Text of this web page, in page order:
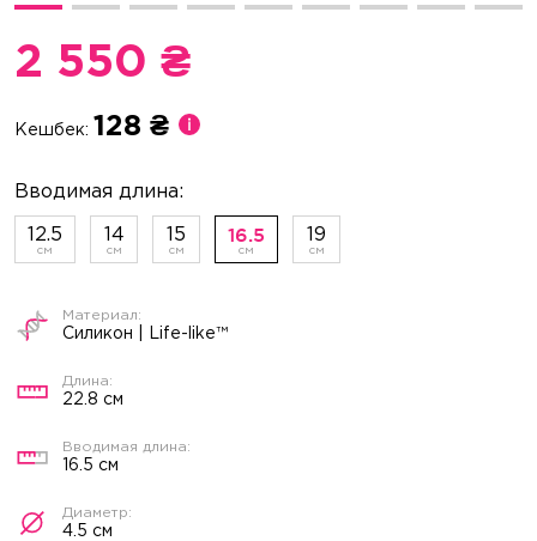
2 550 ₴
Кешбек: 128 ₴
Силикон | Life-like™
22.8 см
16.5 см
4.5 см
12.5 14 15 16.5 19